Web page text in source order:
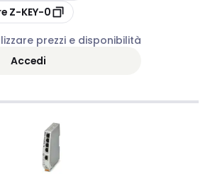
Z-KEY-0
prezzi e disponibilità
Accedi